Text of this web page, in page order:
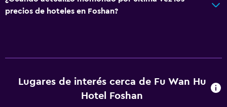
precios de hoteles en Foshan?
Lugares de interés cerca de Fu Wan Hu
Hotel Foshan